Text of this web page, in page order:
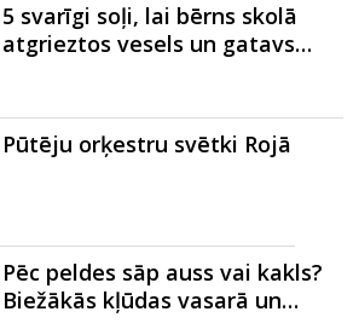
5 svarīgi soļi, lai bērns skolā
atgrieztos vesels un gatavs…
Pūtēju orķestru svētki Rojā
Pēc peldes sāp auss vai kakls?
Biežākās kļūdas vasarā un…